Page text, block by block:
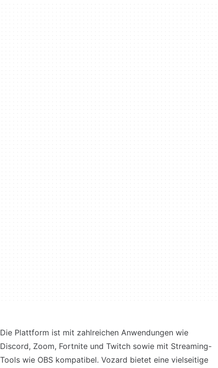
Die Plattform ist mit zahlreichen Anwendungen wie
Discord, Zoom, Fortnite und Twitch sowie mit Streaming-
Tools wie OBS kompatibel. Vozard bietet eine vielseitige